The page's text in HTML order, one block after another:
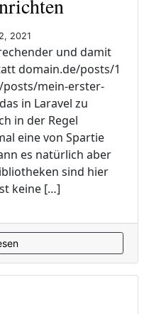
2021
und damit
domain.de/posts/1
mein-erster-
in Laravel zu
in der Regel
eine von Spartie
es natürlich aber
sind hier
keine […]